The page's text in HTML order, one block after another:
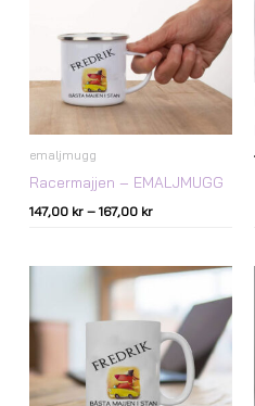
emaljmugg
Racermajjen – EMALJMUGG
147,00 kr – 167,00 kr
Prisintervall:
167,00 kr